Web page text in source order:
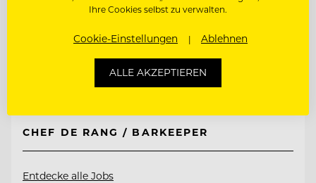
TOP ARBEITGEBER
Hotel AVIVA****s make friends
4170 St. Stefan-Afiesl, Österreich
CHEF DE RANG / BARKEEPER
Entdecke alle Jobs
Ihre Cookies selbst zu verwalten.
Cookie-Einstellungen Ablehnen
ALLE AKZEPTIEREN